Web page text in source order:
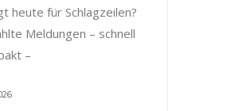
heute für Schlagzeilen?
Meldungen – schnell
–